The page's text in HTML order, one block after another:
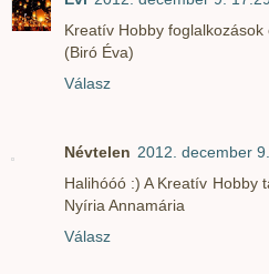
Kreatív Hobby
(Biró Éva)
Válasz
Névtelen 2012. december
Halihóóó :) A Kreatív Hobby
Nyíria Annamária
Válasz